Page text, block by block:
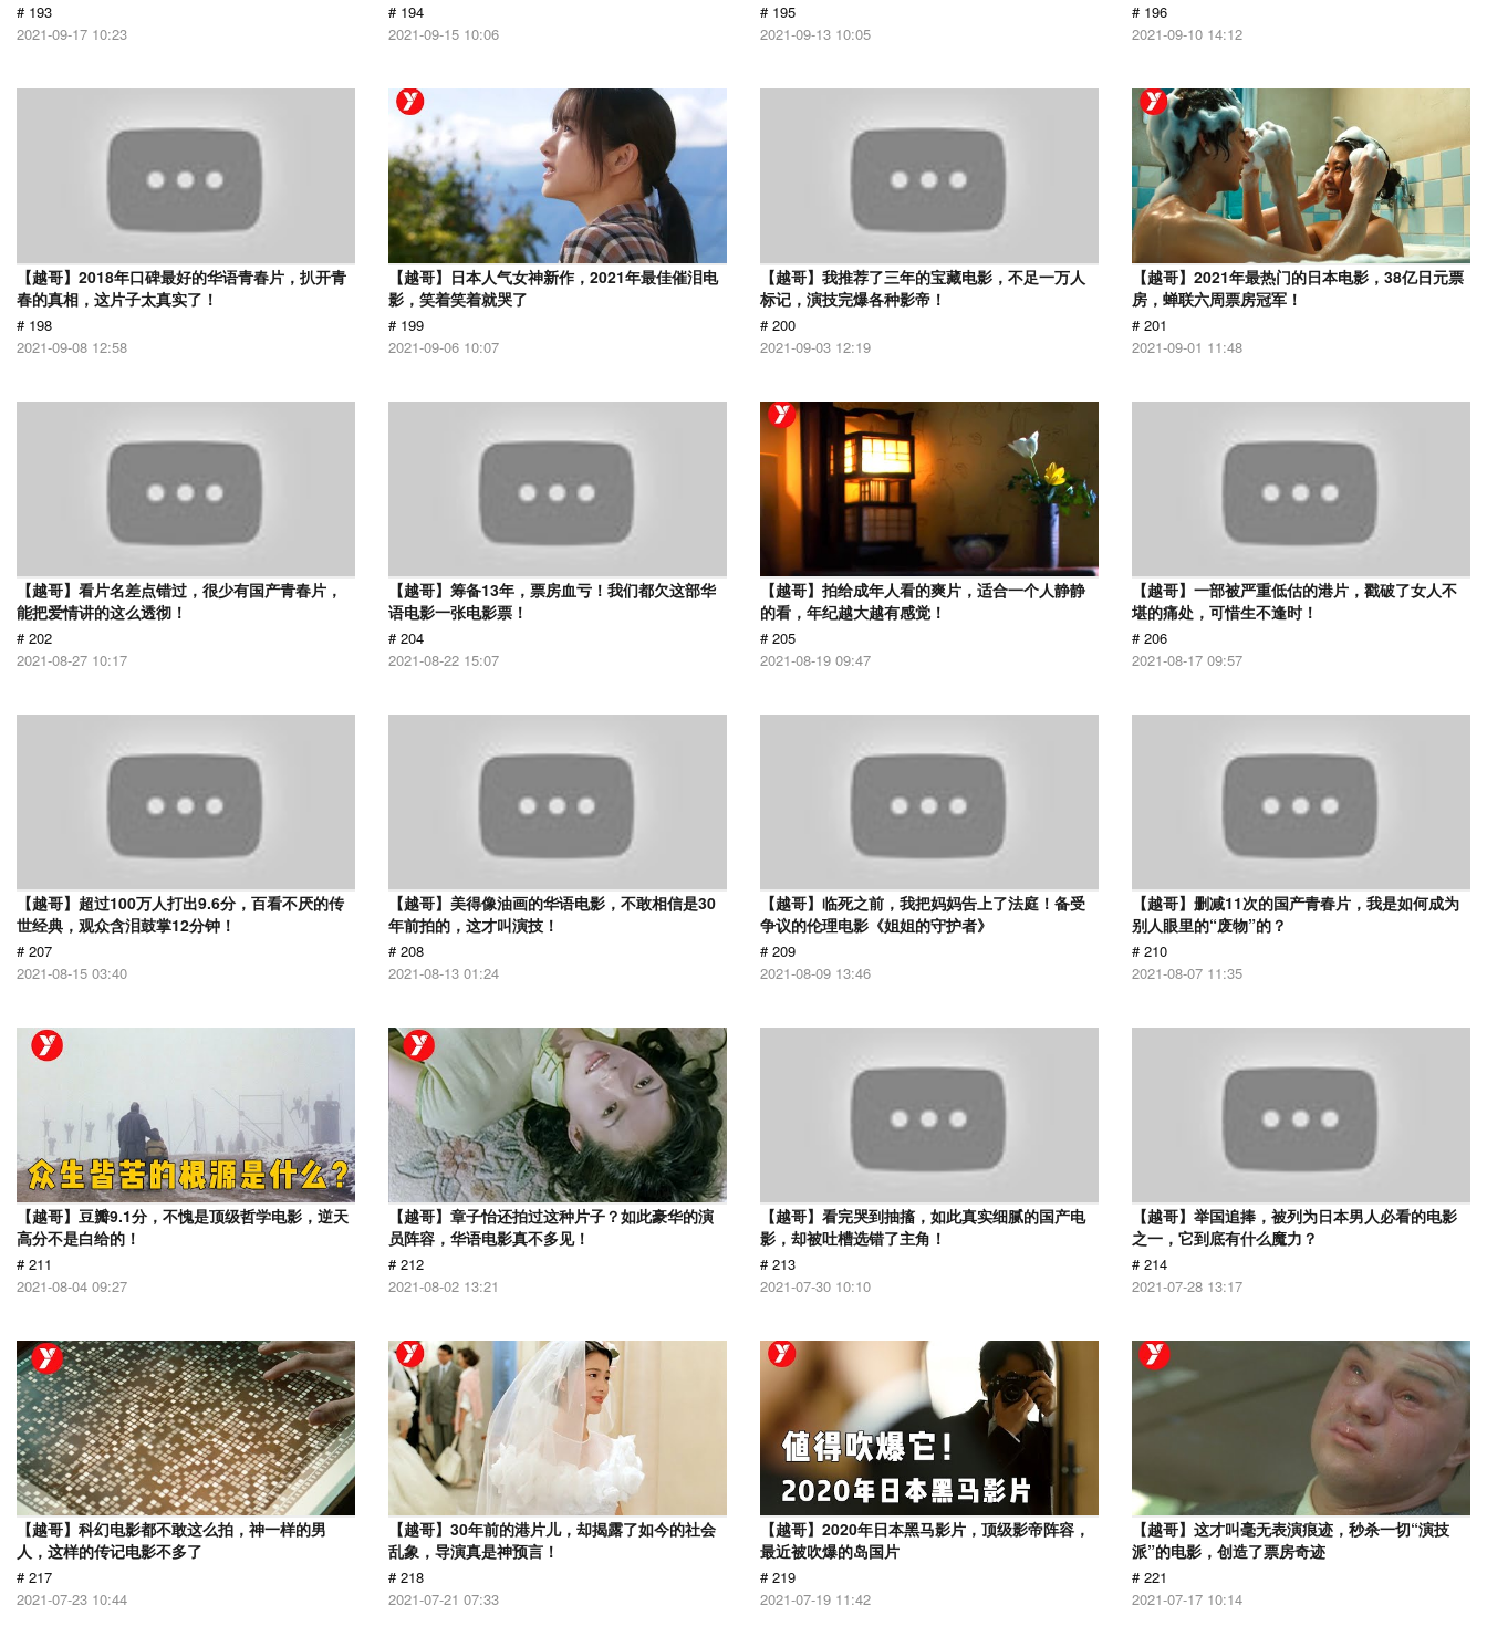
# 193
2021-09-17 10:23
# 194
2021-09-15 10:06
# 195
2021-09-13 10:05
# 196
2021-09-10 14:12
【越哥】2018年口碑最好的华语青春片，扒开青
春的真相，这片子太真实了！
# 198
2021-09-08 12:58
【越哥】日本人气女神新作，2021年最佳催泪电
影，笑着笑着就哭了
# 199
2021-09-06 10:07
【越哥】我推荐了三年的宝藏电影，不足一万人
标记，演技完爆各种影帝！
# 200
2021-09-03 12:19
【越哥】2021年最热门的日本电影，38亿日元票
房，蝉联六周票房冠军！
# 201
2021-09-01 11:48
【越哥】看片名差点错过，很少有国产青春片，
能把爱情讲的这么透彻！
# 202
2021-08-27 10:17
【越哥】筹备13年，票房血亏！我们都欠这部华
语电影一张电影票！
# 204
2021-08-22 15:07
【越哥】拍给成年人看的爽片，适合一个人静静
的看，年纪越大越有感觉！
# 205
2021-08-19 09:47
【越哥】一部被严重低估的港片，戳破了女人不
堪的痛处，可惜生不逢时！
# 206
2021-08-17 09:57
【越哥】超过100万人打出9.6分，百看不厌的传
世经典，观众含泪鼓掌12分钟！
# 207
2021-08-15 03:40
【越哥】美得像油画的华语电影，不敢相信是30
年前拍的，这才叫演技！
# 208
2021-08-13 01:24
【越哥】临死之前，我把妈妈告上了法庭！备受
争议的伦理电影《姐姐的守护者》
# 209
2021-08-09 13:46
【越哥】删减11次的国产青春片，我是如何成为
别人眼里的“废物”的？
# 210
2021-08-07 11:35
【越哥】豆瓣9.1分，不愧是顶级哲学电影，逆天
高分不是白给的！
# 211
2021-08-04 09:27
【越哥】章子怡还拍过这种片子？如此豪华的演
员阵容，华语电影真不多见！
# 212
2021-08-02 13:21
【越哥】看完哭到抽搐，如此真实细腻的国产电
影，却被吐槽选错了主角！
# 213
2021-07-30 10:10
【越哥】举国追捧，被列为日本男人必看的电影
之一，它到底有什么魔力？
# 214
2021-07-28 13:17
【越哥】科幻电影都不敢这么拍，神一样的男
人，这样的传记电影不多了
# 217
2021-07-23 10:44
【越哥】30年前的港片儿，却揭露了如今的社会
乱象，导演真是神预言！
# 218
2021-07-21 07:33
【越哥】2020年日本黑马影片，顶级影帝阵容，
最近被吹爆的岛国片
# 219
2021-07-19 11:42
【越哥】这才叫毫无表演痕迹，秒杀一切“演技
派”的电影，创造了票房奇迹
# 221
2021-07-17 10:14